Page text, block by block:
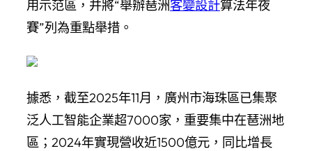
用示范區，并將“舉辦琶洲客變設計算法年夜
賽”列為重點舉措。
據悉，截至2025年11月，廣州市海珠區已集聚
泛人工智能企業超7000家，重要集中在琶洲地
區；2024年實現營收近1500億元，同比增長